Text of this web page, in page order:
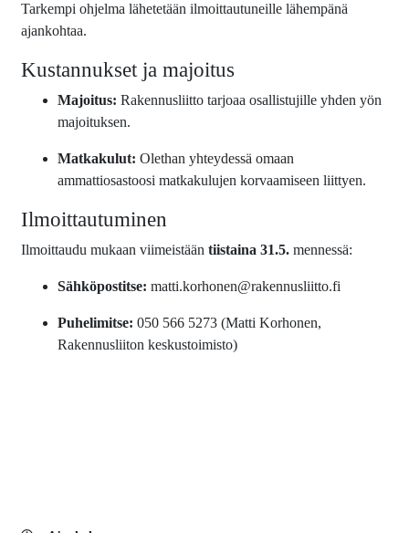
Tarkempi ohjelma lähetetään ilmoittautuneille lähempänä
ajankohtaa.
Kustannukset ja majoitus
Majoitus: Rakennusliitto tarjoaa osallistujille yhden yön
majoituksen.
Matkakulut: Olethan yhteydessä omaan
ammattiosastoosi matkakulujen korvaamiseen liittyen.
Ilmoittautuminen
Ilmoittaudu mukaan viimeistään tiistaina 31.5. mennessä:
Sähköpostitse: matti.korhonen@rakennusliitto.fi
Puhelimitse: 050 566 5273 (Matti Korhonen,
Rakennusliiton keskustoimisto)